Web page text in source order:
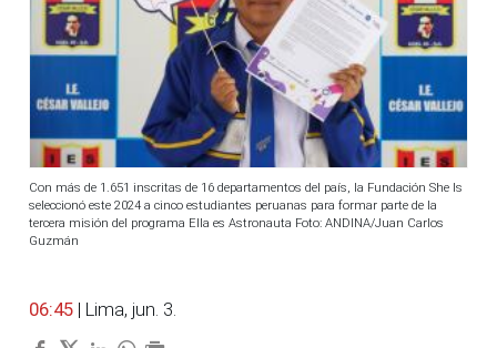
Con más de 1.651 inscritas de 16 departamentos del país, la Fundación She Is
seleccionó este 2024 a cinco estudiantes peruanas para formar parte de la
tercera misión del programa Ella es Astronauta Foto: ANDINA/Juan Carlos
Guzmán
06:45 | Lima, jun. 3.